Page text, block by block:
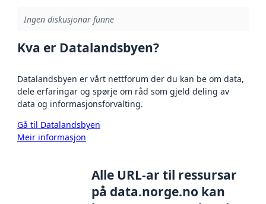
Ingen diskusjonar funne
Kva er Datalandsbyen?
Datalandsbyen er vårt nettforum der du kan be om data,
dele erfaringar og spørje om råd som gjeld deling av
data og informasjonsforvalting.
Gå til Datalandsbyen
Meir informasjon
Alle URL-ar til ressursar
på data.norge.no kan